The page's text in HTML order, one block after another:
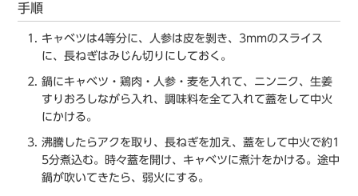
手順
キャベツは4等分に、人参は皮を剝き、3mmのスライス
に、長ねぎはみじん切りにしておく。
鍋にキャベツ・鶏肉・人参・麦を入れて、ニンニク、生姜
すりおろしながら入れ、調味料を全て入れて蓋をして中火
にかける。
沸騰したらアクを取り、長ねぎを加え、蓋をして中火で約1
5分煮込む。時々蓋を開け、キャベツに煮汁をかける。途中
鍋が吹いてきたら、弱火にする。